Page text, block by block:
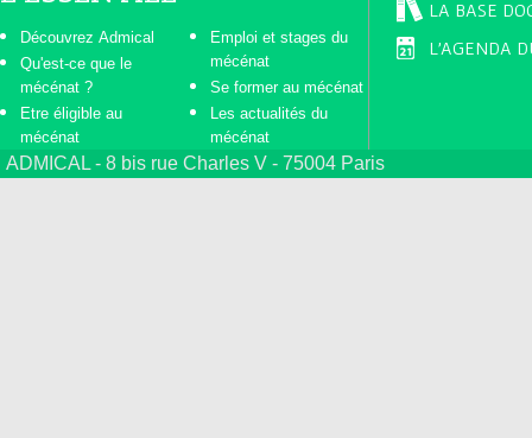
Découvrez Admical
Qu'est-ce que le
mécénat ?
Etre éligible au
mécénat
Emploi et stages du
mécénat
Se former au mécénat
Les actualités du
mécénat
LA BASE
L'AGENDA
ADMICAL - 8 bis rue Charles V - 75004 Paris